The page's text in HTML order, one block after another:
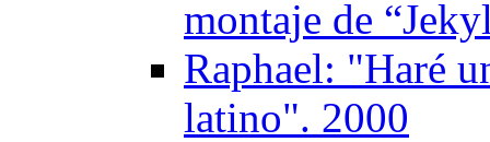
montaje de
Raphael: "Haré
latino". 2000